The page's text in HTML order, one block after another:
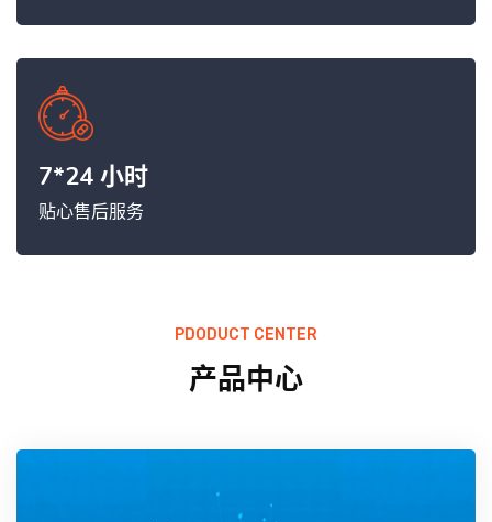
7*24 小时
贴心售后服务
PDODUCT CENTER
产品中心